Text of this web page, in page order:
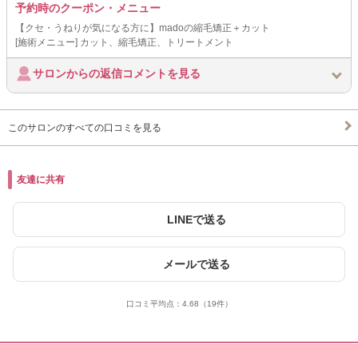
予約時のクーポン・メニュー
【クセ・うねりが気になる方に】madoの縮毛矯正＋カット
[施術メニュー] カット、縮毛矯正、トリートメント
サロンからの返信コメントを見る
このサロンのすべての口コミを見る
友達に共有
LINEで送る
メールで送る
口コミ平均点： 4.68 （19件）